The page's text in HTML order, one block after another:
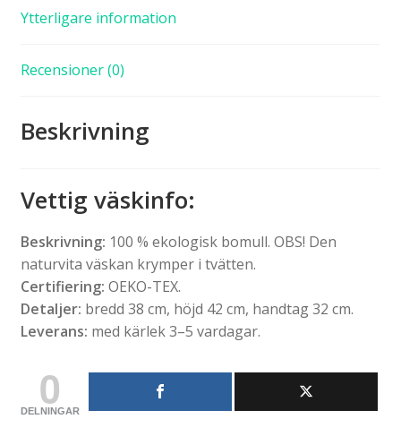
Ytterligare information
Recensioner (0)
Beskrivning
Vettig väskinfo:
Beskrivning: 100 % ekologisk bomull. OBS! Den
naturvita väskan krymper i tvätten.
Certifiering: OEKO-TEX.
Detaljer: bredd 38 cm, höjd 42 cm, handtag 32 cm.
Leverans: med kärlek 3–5 vardagar.
0
DELNINGAR